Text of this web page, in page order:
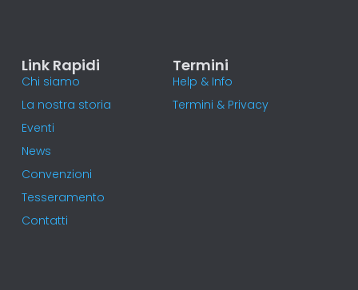
Link Rapidi
Chi siamo
La nostra storia
Eventi
News
Convenzioni
Tesseramento
Contatti
Termini
Help & Info
Termini & Privacy